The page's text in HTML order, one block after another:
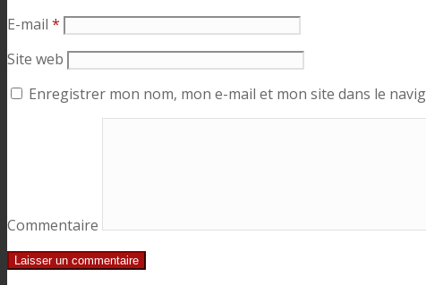
E-mail *
Site web
Enregistrer mon nom, mon e-mail et mon site dans le
Commentaire